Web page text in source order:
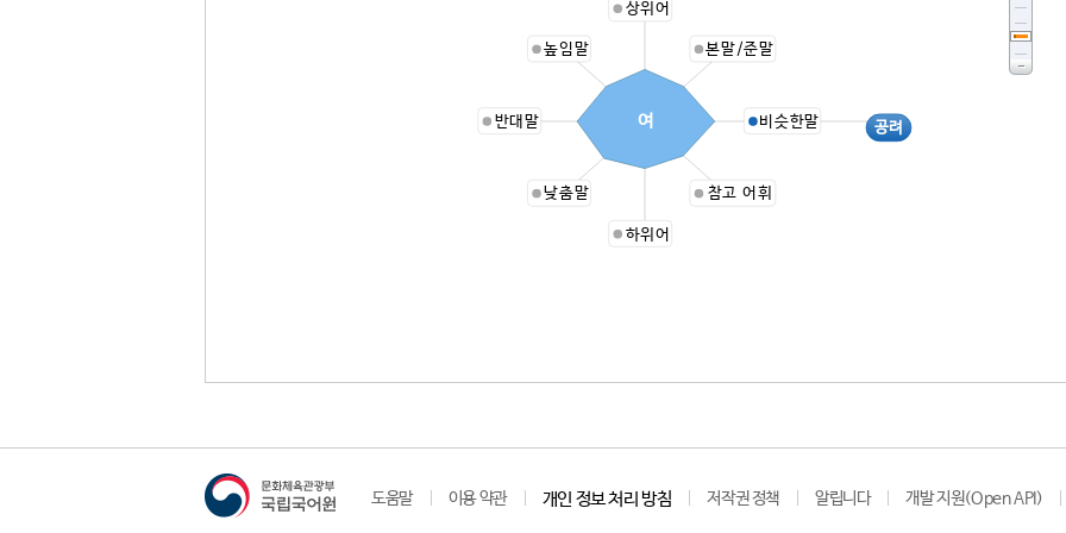
상위어
본말/준말
공려
비슷한말
참고 어휘
하위어
낮춤말
반대말
높임말
여
도움말 이용 약관 개인 정보 처리 방침 저작권 정책 알립니다 개발 지원(Open API)